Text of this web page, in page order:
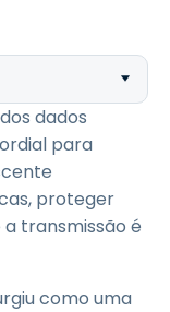
dados
para
proteger
transmissão é
como uma